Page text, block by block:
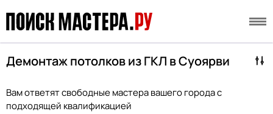
Демонтаж потолков из ГКЛ в Суоярви
Вам ответят свободные мастера вашего города с
подходящей квалификацией